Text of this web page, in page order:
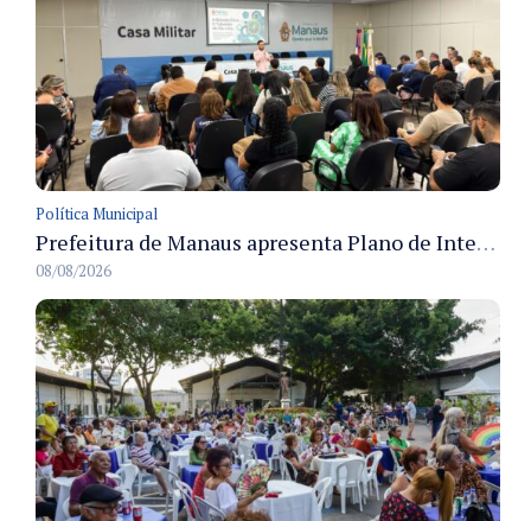
Política Municipal
Prefeitura de Manaus apresenta Plano de Integridade da CGM e qualifica servidores para governança e conformidade no biênio 2027-2028
08/08/2026